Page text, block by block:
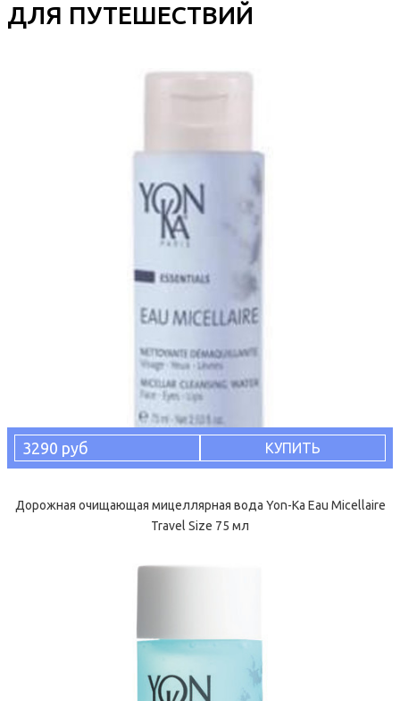
ДЛЯ ПУТЕШЕСТВИЙ
3290 руб КУПИТЬ
Дорожная очищающая мицеллярная вода Yon-Ka Eau Micellaire
Travel Size 75 мл